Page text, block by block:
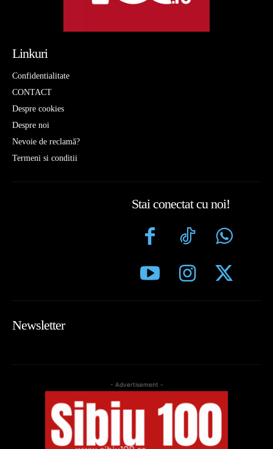
Linkuri
Confidentialitate
CONTACT
Despre cookies
Despre noi
Nevoie de reclamă?
Termeni si conditii
Stai conectat cu noi!
Newsletter
- Advertisement -